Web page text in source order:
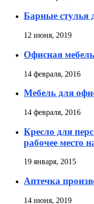
Барные стулья
12 июня, 2019
Офисная
14 февраля, 2016
Мебель для
14 февраля, 2016
Кресло для
рабочее место
19 января, 2015
Аптечка
14 июня, 2019